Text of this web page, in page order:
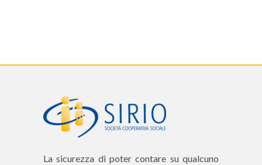
La sicurezza di poter contare su qualcuno